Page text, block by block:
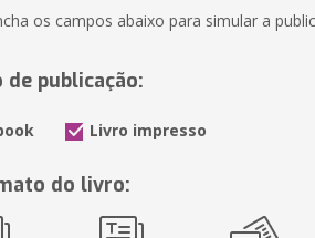
os campos abaixo para simular a
de publicação:
Livro impresso
do livro: